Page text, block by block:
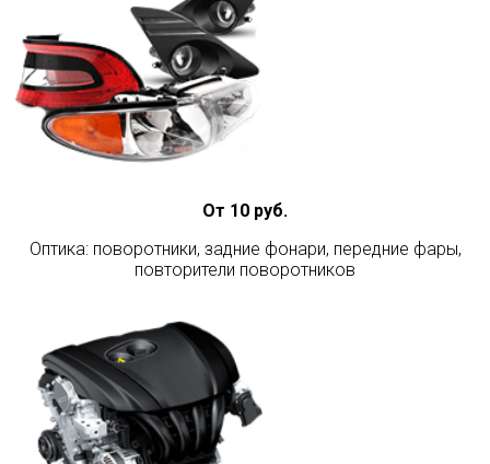
От 10 руб.
Оптика: поворотники, задние фонари, передние фары,
повторители поворотников